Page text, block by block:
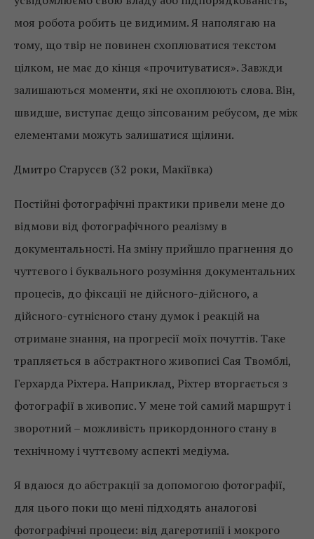
моя робота робить це видимим. Я наполягаю на
тому, що твір не повинен схоплюватися текстом
цілком, не має до кінця «прочитуватися». Завжди
залишаються моменти, які не охоплюють слова. Він,
швидше, виступає дещо зіпсованим ребусом, де між
елементами можуть залишатися щілини.
Дмитро Старусєв (32 роки, Макіївка)
Постійні фотографічні практики привели мене до
відмови від фотографічного реалізму в
документальності. На зміну прийшло прагнення до
чуттєвого і буквального розуміння документальних
процесів, до фіксації не дійсного-дійсного, а
дійсного-сутнісного стану думок і реакцій на
отримане знання, на прогресії моїх почуттів. Таке
трапляється в абстрактного живописі Сая Твомблі,
Герхарда Ріхтера. Наприклад, Ріхтер вторгається з
фотографії в живопис. У мене той самий маршрут і
зворотний – можливість прикордонного стану в
технічному і чуттєвому аспекті медіума.
Я вдаюся до абстракції за допомогою фотографії,
для цього поки що мені підходять аналогові
фотографічні процеси: від дагеротипії і мокрого